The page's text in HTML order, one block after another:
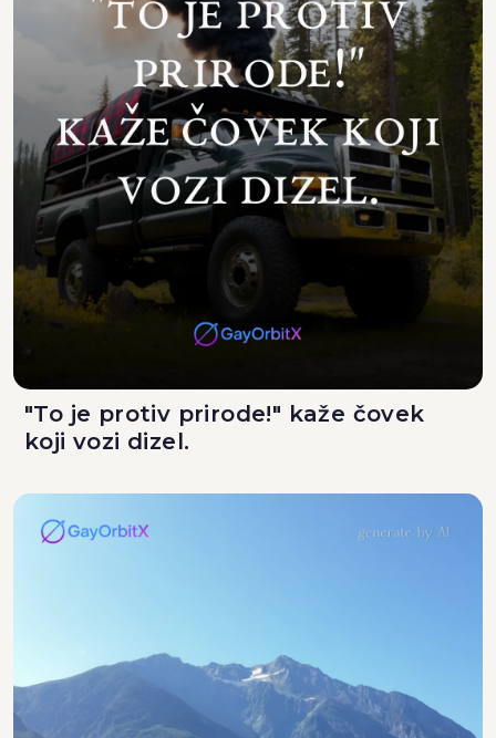
"To je protiv prirode!" kaže čovek
koji vozi dizel.